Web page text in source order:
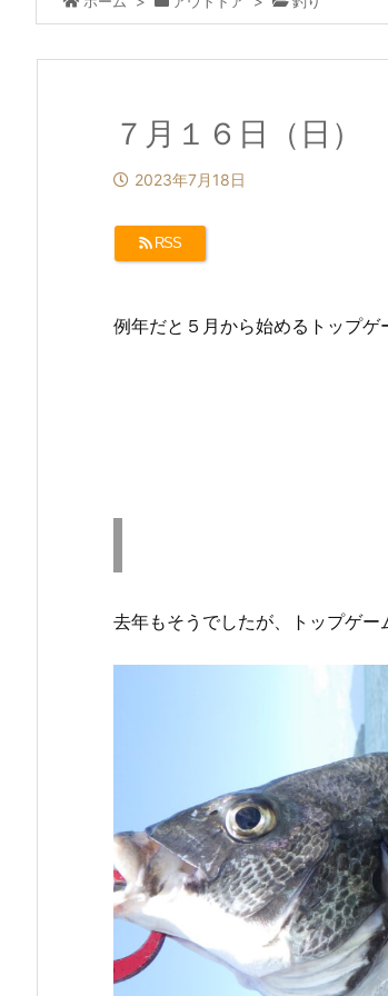
７月１６日（日
2023年7月18日
RSS
例年だと５月から始めるトップゲ
去年もそうでしたが、トップゲー